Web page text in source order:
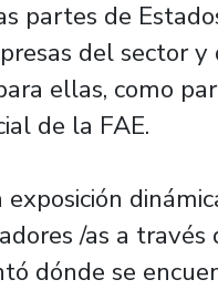
partes de
del sector
ellas, como
de la FAE.
exposición
/as a
dónde se